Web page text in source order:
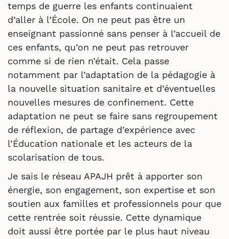
temps de guerre les enfants continuaient
d’aller à l’École. On ne peut pas être un
enseignant passionné sans penser à l’accueil de
ces enfants, qu’on ne peut pas retrouver
comme si de rien n’était. Cela passe
notamment par l’adaptation de la pédagogie à
la nouvelle situation sanitaire et d’éventuelles
nouvelles mesures de confinement. Cette
adaptation ne peut se faire sans regroupement
de réflexion, de partage d’expérience avec
l’Éducation nationale et les acteurs de la
scolarisation de tous.
Je sais le réseau APAJH prêt à apporter son
énergie, son engagement, son expertise et son
soutien aux familles et professionnels pour que
cette rentrée soit réussie. Cette dynamique
doit aussi être portée par le plus haut niveau